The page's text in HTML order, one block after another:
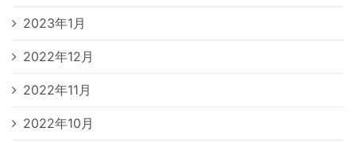
2023年1月
2022年12月
2022年11月
2022年10月